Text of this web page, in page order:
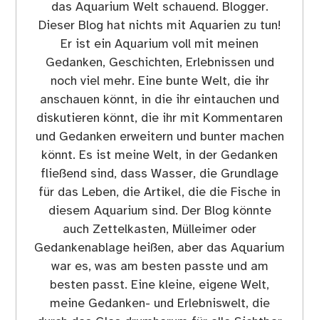
das Aquarium Welt schauend. Blogger.
Dieser Blog hat nichts mit Aquarien zu tun!
Er ist ein Aquarium voll mit meinen
Gedanken, Geschichten, Erlebnissen und
noch viel mehr. Eine bunte Welt, die ihr
anschauen könnt, in die ihr eintauchen und
diskutieren könnt, die ihr mit Kommentaren
und Gedanken erweitern und bunter machen
könnt. Es ist meine Welt, in der Gedanken
fließend sind, dass Wasser, die Grundlage
für das Leben, die Artikel, die die Fische in
diesem Aquarium sind. Der Blog könnte
auch Zettelkasten, Mülleimer oder
Gedankenablage heißen, aber das Aquarium
war es, was am besten passte und am
besten passt. Eine kleine, eigene Welt,
meine Gedanken- und Erlebniswelt, die